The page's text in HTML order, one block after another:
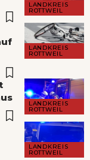
LANDKREIS
ROTTWEIL
LANDKREIS
ROTTWEIL
LANDKREIS
ROTTWEIL
LANDKREIS
ROTTWEIL